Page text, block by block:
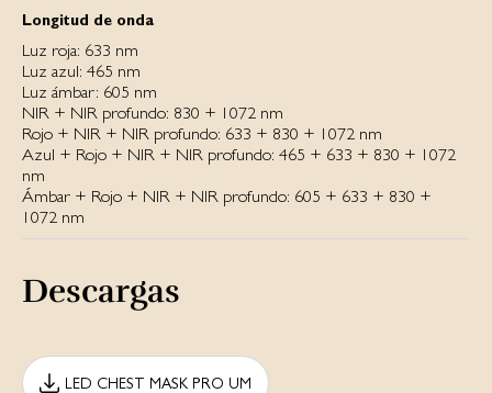
Longitud de onda
Luz roja: 633 nm
Luz azul: 465 nm
Luz ámbar: 605 nm
NIR + NIR profundo: 830 + 1072 nm
Rojo + NIR + NIR profundo: 633 + 830 + 1072 nm
Azul + Rojo + NIR + NIR profundo: 465 + 633 + 830 + 1072
nm
Ámbar + Rojo + NIR + NIR profundo: 605 + 633 + 830 +
1072 nm
Descargas
LED CHEST MASK PRO UM